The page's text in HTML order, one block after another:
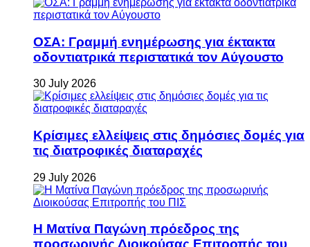
ΟΣΑ: Γραμμή ενημέρωσης για έκτακτα
οδοντιατρικά περιστατικά τον Αύγουστο
30 July 2026
Κρίσιμες ελλείψεις στις δημόσιες δομές για
τις διατροφικές διαταραχές
29 July 2026
Η Ματίνα Παγώνη πρόεδρος της